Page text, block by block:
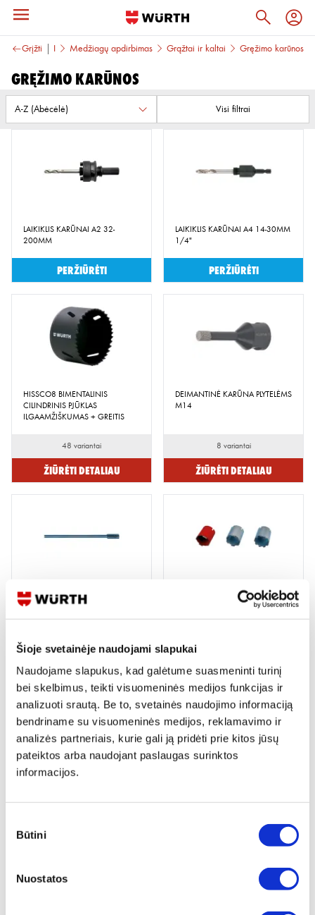
Šioje svetainėje naudojami slapukai
Naudojame slapukus, kad galėtume suasmeninti turinį
bei skelbimus, teikti visuomeninės medijos funkcijas ir
analizuoti srautą. Be to, svetainės naudojimo informaciją
bendriname su visuomeninės medijos, reklamavimo ir
analizės partneriais, kurie gali ją pridėti prie kitos jūsų
pateiktos arba naudojant paslaugas surinktos
informacijos.
pasirinkimas
Būtini
Nuostatos
Grįžti
ĮRANKIAI Medžiagų apdirbimas Grąžtai ir kaltai Gręžimo karūnos
Gręžimo karūnos
Visi filtrai
LAIKIKLIS KARŪNAI A2 32-
200MM
Peržiūrėti
LAIKIKLIS KARŪNAI A4 14-30MM
1/4"
Peržiūrėti
HISSCO8 BIMENTALINIS
CILINDRINIS PJŪKLAS
ILGAAMŽIŠKUMAS + GREITIS
48 variantai
Žiūrėti detaliau
DEIMANTINĖ KARŪNA PLYTELĖMS
M14
8 variantai
Žiūrėti detaliau
PRAILGINTOJAS GRĘŽIMO
KARŪNAI A2 HEX, 300MM
Peržiūrėti
DEIMANTINĖ GRĘŽIMO KARŪNA
Žiūrėti detaliau